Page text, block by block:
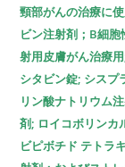
頸部がんの治療に
ビン注射剤；B細
射用皮膚がん治療
シタビン錠; シスプ
リン酸ナトリウム
剤; ロイコボリンカ
ビピボチド テトラ